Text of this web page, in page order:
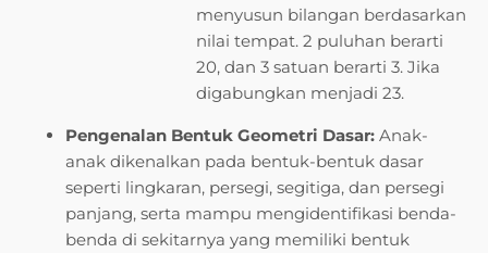
menyusun bilangan berdasarkan
nilai tempat. 2 puluhan berarti
20, dan 3 satuan berarti 3. Jika
digabungkan menjadi 23.
Pengenalan Bentuk Geometri Dasar: Anak-
anak dikenalkan pada bentuk-bentuk dasar
seperti lingkaran, persegi, segitiga, dan persegi
panjang, serta mampu mengidentifikasi benda-
benda di sekitarnya yang memiliki bentuk